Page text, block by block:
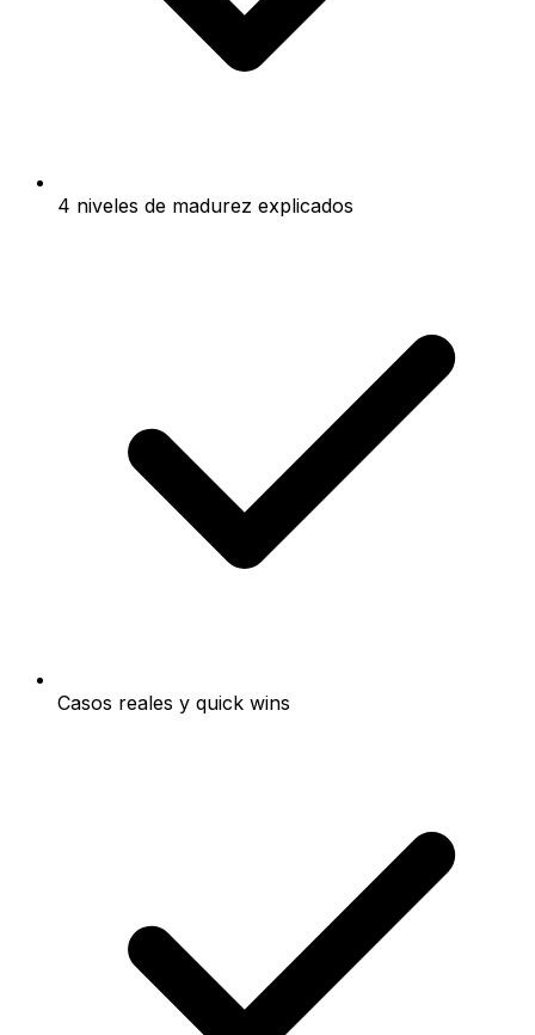
4 niveles de madurez explicados
Casos reales y quick wins